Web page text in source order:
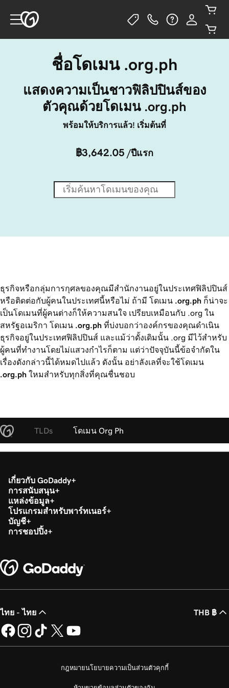
ชื่อโดเมน .org.ph
แสดงความเป็นชาวฟิลิปปินส์ของ
ตัวคุณด้วยโดเมน .org.ph
พร้อมให้บริการแล้ว! เริ่มต้นที่
฿3,642.05 /ปีแรก
ธุรกิจหรือกลุ่มการกุศลของคุณมีสำนักงานอยู่ในประเทศฟิลิปปินส์
หรือติดต่อกับผู้คนในประเทศนี้หรือไม่ ถ้ามี โดเมน .org.ph ก็น่าจะ
เป็นโดเมนที่ผู้คนต่างก็ให้ความสนใจ เปรียบเหมือนกับ .org ใน
สหรัฐอเมริกา โดเมน .org.ph ที่บ่งบอกว่าองค์กรของคุณดำเนิน
ธุรกิจอยู่ในประเทศฟิลิปปินส์ และแม้ว่าดั้งเดิมนั้น .org มีไว้สำหรับ
ผู้คนที่ทำงานโดยไม่แสวงกำไรก็ตาม แต่ว่าปัจจุบันนี้ข้อจำกัดใน
เรื่องดังกล่าวนี้ได้หมดไปแล้ว ดังนั้น อย่าลังเลที่จะใช้โดเมน
.org.ph ใหมสำหรับทุกสิ่งที่คุณชื่นชอบ
TLDs โดเมน Org Ph
เกี่ยวกับ GoDaddy
การสนับสนุน
แหล่งข้อมูล
โปรแกรมสำหรับพาร์ทเนอร์
บัญชี
การชอปปิ้ง
ไทย - ไทย THB ฿
กฎหมายนโยบายความเป็นส่วนตัวคุกกี้